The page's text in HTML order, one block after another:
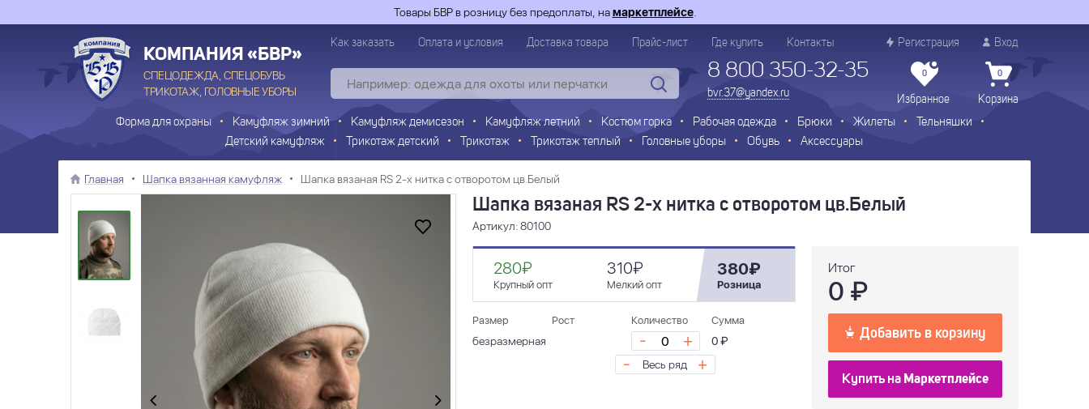
Товары БВР в розницу без предоплаты, намаркетплейсе.
КОМПАНИЯ «БВР»
СПЕЦОДЕЖДА, СПЕЦОБУВЬ
ТРИКОТАЖ, ГОЛОВНЫЕ УБОРЫ
Как заказать Оплата и условия Доставка товара Прайс-лист Где купить Контакты Регистрация Вход
8 800 350-32-35
bvr.37@yandex.ru
0
Избранное
0
Корзина
Форма для охраны Камуфляж зимний Камуфляж демисезон Камуфляж летний Костюм горка Рабочая одежда Брюки Жилеты
Тельняшки
Детский камуфляж
Трикотаж детский Трикотаж Трикотаж теплый Головные уборы Обувь Аксессуары
Главная Шапка вязанная камуфляж Шапка вязаная RS 2-х нитка с отворотом цв.Белый
Шапка вязаная RS 2-х нитка с отворотом цв.Белый
Артикул: 80100
280₽
Крупный опт
310₽
Мелкий опт
380₽
Розница
Размер Рост Количество Сумма
безразмерная - + 0 ₽
- Весь ряд +
Итог
0 ₽
Добавить в корзину
Купить на Маркетплейсе